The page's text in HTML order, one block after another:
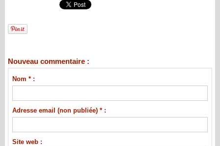
Nouveau commentaire :
Nom * :
Adresse email (non publiée) * :
Site web :